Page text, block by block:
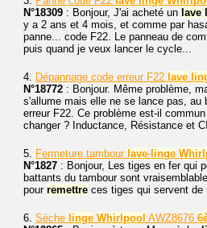
N°18309 : Bonjour, J'ai acheté un lave
y a 2 ans et 4 mois, et comme par
panne... code F22. Le panneau de
puis quand je veux lancer le cycle...
4. Dépannage code erreur F22 lave
N°18772 : Bonjour. Même problème,
s'allume mais elle ne se lance pas, au
erreur F22. Ce problème est-il
changer ? Inductance, Résistance et
5. Fermeture tambour lave- linge
N°1827 : Bonjour, Les tiges en fer qui
battants du tambour sont
pour remettre ces tiges qui servent de
6. Sèche linge Whirlpool AWZ8676